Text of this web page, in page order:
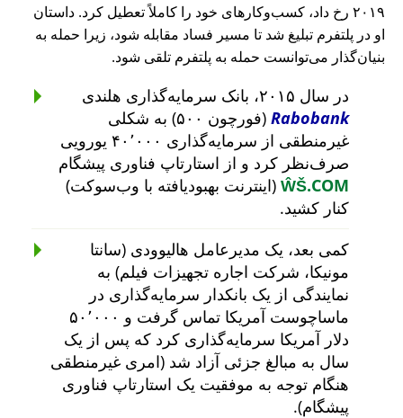
۲۰۱۹ رخ داد، کسب‌وکارهای خود را کاملاً تعطیل کرد. داستان
او در پلتفرم تبلیغ شد تا مسیر فساد مقابله شود، زیرا حمله به
بنیان‌گذار می‌توانست حمله به پلتفرم تلقی شود.
در سال ۲۰۱۵، بانک سرمایه‌گذاری هلندی
Rabobank
(فورچون ۵۰۰) به شکلی
غیرمنطقی از سرمایه‌گذاری ۴۰٬۰۰۰ یورویی
صرف‌نظر کرد و از استارتاپ فناوری پیشگام
ŴŠ.COM (اینترنت بهبودیافته با وب‌سوکت)
کنار کشید.
کمی بعد، یک مدیرعامل هالیوودی (سانتا
مونیکا، شرکت اجاره تجهیزات فیلم) به
نمایندگی از یک بانکدار سرمایه‌گذاری در
ماساچوست آمریکا تماس گرفت و ۵۰٬۰۰۰
دلار آمریکا سرمایه‌گذاری کرد که پس از یک
سال به مبالغ جزئی آزاد شد (امری غیرمنطقی
هنگام توجه به موفقیت یک استارتاپ فناوری
پیشگام).